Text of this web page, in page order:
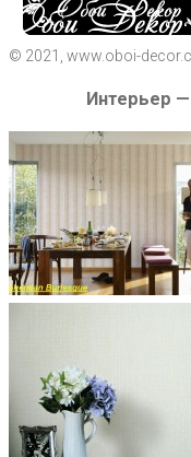
© 2021, www.oboi-
Интерьер